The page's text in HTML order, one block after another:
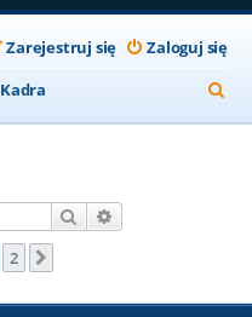
Zaloguj się
Zarejestruj się
Kadra
z
Szukaj
2